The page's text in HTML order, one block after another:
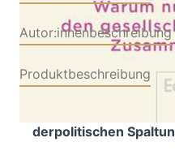
Autor:innenbeschreibung
Produktbeschreibung
derpolitischen